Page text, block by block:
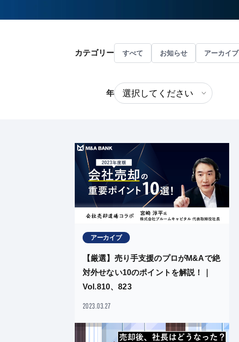
カテゴリー すべて お知らせ アーカイブ
年
アーカイブ
【厳選】売り手支援のプロがM&Aで絶
対外せない10のポイントを解説！｜
Vol.810、823
2023.03.27